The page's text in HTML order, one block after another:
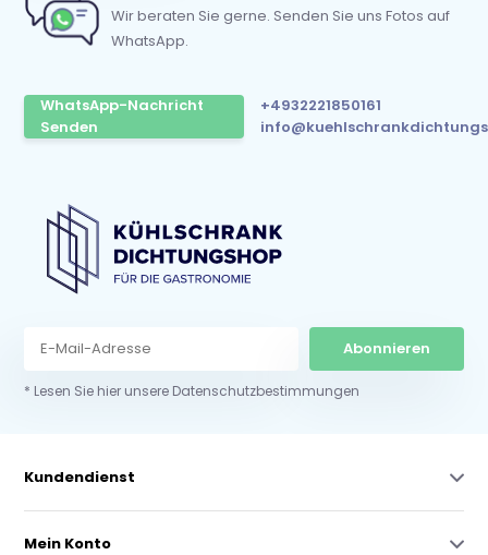
Wir beraten Sie gerne. Senden Sie uns Fotos auf
WhatsApp.
WhatsApp-Nachricht
Senden
+4932221850161
Abonnieren
* Lesen Sie hier unsere Datenschutzbestimmungen
Kundendienst
Mein Konto